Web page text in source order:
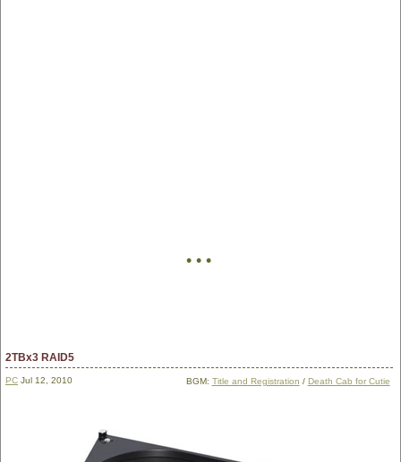
• • •
2TBx3 RAID5
PC Jul 12, 2010 BGM: Title and Registration / Death Cab for Cutie